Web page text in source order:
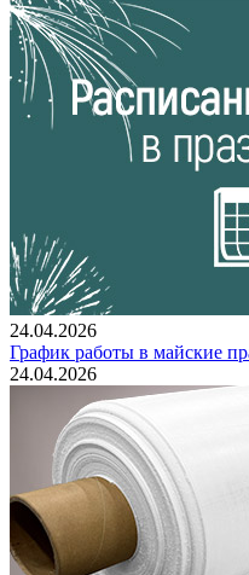
24.04.2026
График работы в майские
24.04.2026